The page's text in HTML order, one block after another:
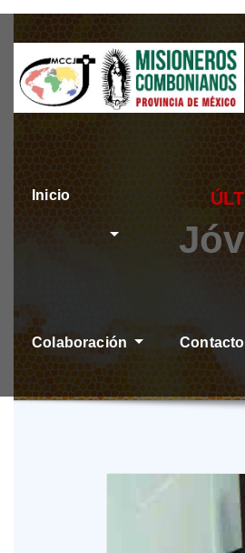
Skip
content
Inicio ÚLTIMAS
Colaboración Contacto